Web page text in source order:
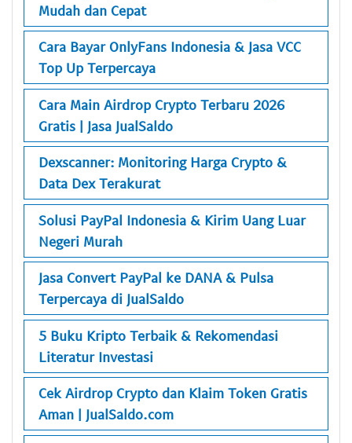
Mudah dan Cepat
Cara Bayar OnlyFans Indonesia & Jasa VCC
Top Up Terpercaya
Cara Main Airdrop Crypto Terbaru 2026
Gratis | Jasa JualSaldo
Dexscanner: Monitoring Harga Crypto &
Data Dex Terakurat
Solusi PayPal Indonesia & Kirim Uang Luar
Negeri Murah
Jasa Convert PayPal ke DANA & Pulsa
Terpercaya di JualSaldo
5 Buku Kripto Terbaik & Rekomendasi
Literatur Investasi
Cek Airdrop Crypto dan Klaim Token Gratis
Aman | JualSaldo.com